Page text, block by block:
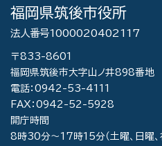
福岡県筑後市役所
法人番号1000020402117
〒833-8601
福岡県筑後市大字山ノ井898番地
電話：0942-53-4111
FAX：0942-52-5928
開庁時間
8時30分～17時15分（土曜、日曜、